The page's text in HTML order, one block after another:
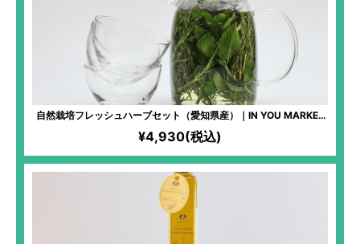
自然栽培フレッシュハーブセット（愛知県産）｜IN YOU MARKET
限定！生ハーブティーやデトックスドリンク作りに最高！心も身体
もスッキリ爽快！新鮮なハーブの力を取り入れて。
¥4,930(税込)